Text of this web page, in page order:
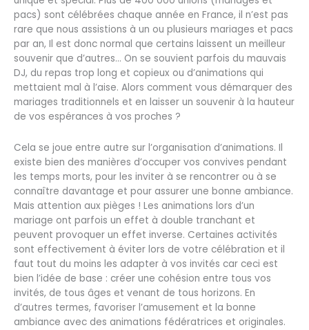
pacs) sont célébrées chaque année en France, il n’est pas
rare que nous assistions à un ou plusieurs mariages et pacs
par an, Il est donc normal que certains laissent un meilleur
souvenir que d’autres… On se souvient parfois du mauvais
DJ, du repas trop long et copieux ou d’animations qui
mettaient mal à l’aise. Alors comment vous démarquer des
mariages traditionnels et en laisser un souvenir à la hauteur
de vos espérances à vos proches ?
Cela se joue entre autre sur l’organisation d’animations. Il
existe bien des manières d’occuper vos convives pendant
les temps morts, pour les inviter à se rencontrer ou à se
connaître davantage et pour assurer une bonne ambiance.
Mais attention aux pièges ! Les animations lors d’un
mariage ont parfois un effet à double tranchant et
peuvent provoquer un effet inverse. Certaines activités
sont effectivement à éviter lors de votre célébration et il
faut tout du moins les adapter à vos invités car ceci est
bien l’idée de base : créer une cohésion entre tous vos
invités, de tous âges et venant de tous horizons. En
d’autres termes, favoriser l’amusement et la bonne
ambiance avec des animations fédératrices et originales.